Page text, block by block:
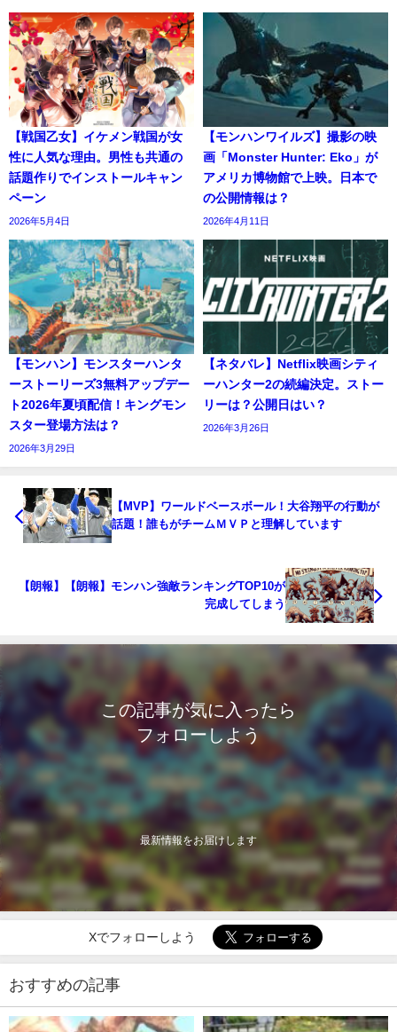
【戦国乙女】イケメン戦国が女
性に人気な理由。男性も共通の
話題作りでインストールキャン
ペーン
2026年5月4日
【モンハンワイルズ】撮影の映
画「Monster Hunter: Eko」が
アメリカ博物館で上映。日本で
の公開情報は？
2026年4月11日
【モンハン】モンスターハンタ
ーストーリーズ3無料アップデー
ト2026年夏頃配信！キングモン
スター登場方法は？
2026年3月29日
【ネタバレ】Netflix映画シティ
ーハンター2の続編決定。ストー
リーは？公開日はい？
2026年3月26日
【MVP】ワールドベースボール！大谷翔平の行動が
話題！誰もがチームＭＶＰと理解しています
【朗報】【朗報】モンハン強敵ランキングTOP10が
完成してしまう
この記事が気に入ったら
フォローしよう
最新情報をお届けします
Xでフォローしよう
おすすめの記事